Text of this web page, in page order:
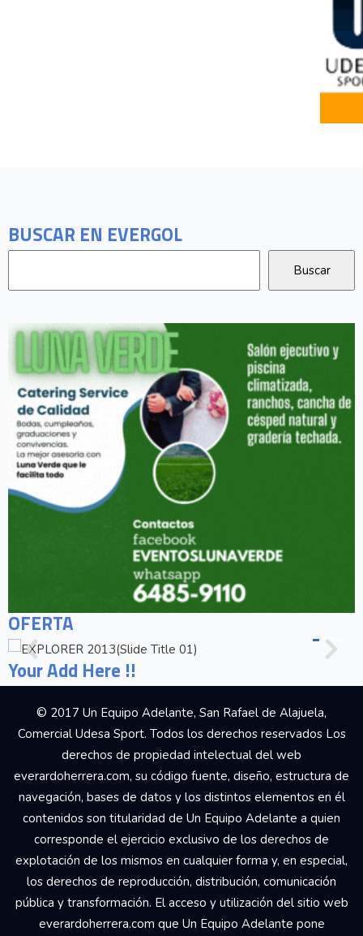
BUSCAR EN EVERGOL
OFERTA
Your Add Here !!
© 2017 Un Equipo Adelante, San Rafael de Alajuela,
Comercial Udesa Sport. Todos los derechos reservados Los
derechos de propiedad intelectual del web
everardoherrera.com, su código fuente, diseño, estructura de
navegación, bases de datos y los distintos elementos en él
contenidos son titularidad de Un Equipo Adelante a quien
corresponde el ejercicio exclusivo de los derechos de
explotación de los mismos en cualquier forma y, en especial,
los derechos de reproducción, distribución, comunicación
pública y transformación. El acceso y utilización del sitio web
everardoherrera.com que Un Equipo Adelante pone